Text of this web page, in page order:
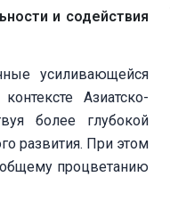
и содействия
усиливающейся
Азиатско-
более глубокой
развития. При этом
общему процветанию